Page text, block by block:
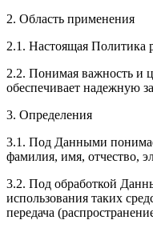
2. Область применения
2.1. Настоящая Политика
2.2. Понимая важность и
обеспечивает надежную
3. Определения
3.1. Под Данными
фамилия, имя, отчество,
3.2. Под обработкой
использования таких
передача